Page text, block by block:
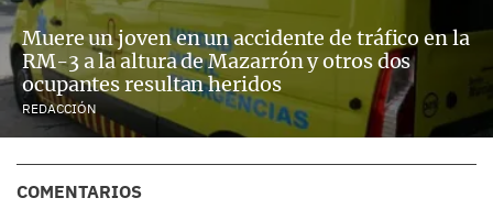
Muere un joven en un accidente de tráfico en la
RM-3 a la altura de Mazarrón y otros dos
ocupantes resultan heridos
REDACCIÓN
COMENTARIOS